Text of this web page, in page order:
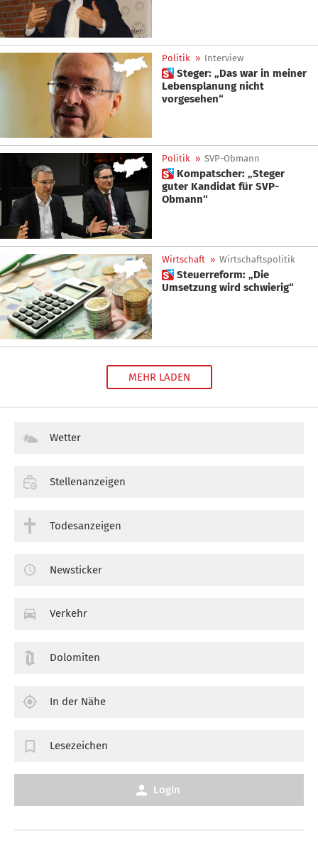
Politik » Interview
 Steger: „Das war in meiner
Lebensplanung nicht
vorgesehen“
Politik » SVP-Obmann
 Kompatscher: „Steger
guter Kandidat für SVP-
Obmann“
Wirtschaft » Wirtschaftspolitik
 Steuerreform: „Die
Umsetzung wird schwierig“
MEHR LADEN
Wetter
Stellenanzeigen
Todesanzeigen
Newsticker
Verkehr
Dolomiten
In der Nähe
Lesezeichen
Login